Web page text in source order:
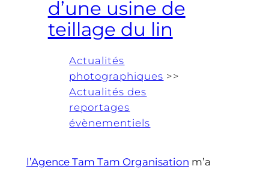
d’une usine de
teillage du lin
Actualités
photographiques >>
Actualités des
reportages
évènementiels
l’Agence Tam Tam Organisation m’a